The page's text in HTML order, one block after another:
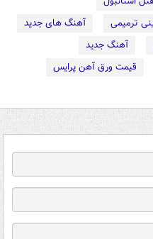
ترمیمی
آهنگ های جدید
آهنگ جدید
قیمت ورق آهن پرایس